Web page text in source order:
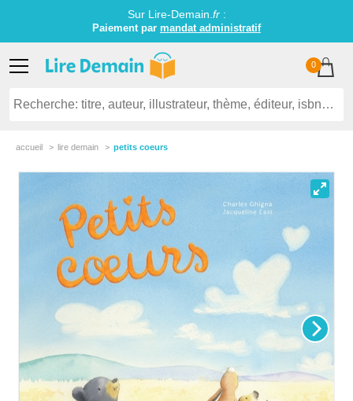
Sur Lire-Demain. fr:
Paiement par mandat administratif
0
accueil lire demain petits coeurs